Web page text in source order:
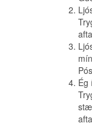
Ég
Á fyrstu
bréf
Myndin
mér í
Read